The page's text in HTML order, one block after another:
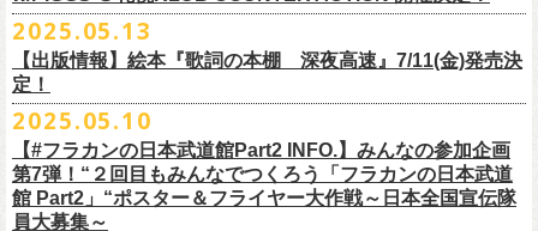
■vol.6
ゲスト：TOSHI-LOW（BRAHMAN）
https://youtu.be/Z9wrtIqELqE
※受付開始までにURL表示致します※
※イベントチケットは、電子チケットでのお引き取りとなります。
※本受付は、スマートフォンからのみお申し込みいただけます。
フィーチャーフォン、BlackBerry、WindowsPhone、タブレット端末
（iPad、Android）からのお申し込みはできません。
※ご利用には、ローソンWEB会員(無料)への登録が必要になります。
<受付期間>
＊＊＊＊＊＊＊＊＊＊＊＊＊＊＊
◎「フラカンのオーバーオール」*オリジナル布パッチ付き
■価格：20,000円(税込) ※送料別（一律：1100円）
■仕様
生地：デニム
厚さ：11オンス
■サイズ（cm）
ウエスト/ヒップ/ワタリ/裾幅/股下
本日6/20(金)より「フラカンの音楽目録」と付したInstagramのオリジナ
ルアカウントにて随時公開していきます！
インスタグラムアカウント：
◎「フラカンの音楽目録」
https://www.instagram.com/flowercompanyz_mokuroku
■vol.2
ゲスト：Hump Back
https://www.youtube.com/watch?v=6XTayyWwFP0&t=6s
■vol.3
ゲスト：根本要（スターダスト☆レビュー）
https://www.youtube.com/watch?v=OMoBtAjSn-w
08. スターな男
09．アンテな
10. ザッツオーライ
11. 夜汽車のブルース
12. スタンドアローン
14. 40
15．気持ちいい顔でお願いします
16．すべての若さなき野郎ども
◎「ジャンピング乾杯TOUR 2025 “山あり谷あり歌声一座のアコースティ
ック＆トークコンサート”」
9月4日(木)京都・磔磔 18:30/19:00 （問）清水音泉 06-6357-3666 (平日
12:00〜17:00)/info@shimizuonsen.com
9月6日(土)山梨・甲府桜座 16:30/17:00 （問）FOB新潟 025-229-5000
http://fobkikaku.co.jp
9月7日(日)長野・松本上土劇場 16:00/16:30 （問）FOB新潟 025-229-
5000http://fobkikaku.co.jp
https://eplus.jp/ynks/
＊発券手数料がお得
◎「OYZ NO YAON ＃007 〜オヤジを愛したスパイ〜」
日時：2025年10月19日(日) 15:30開場∕16:00開演
会場：大阪城音楽堂
出演：スターダスト☆レビュー / 怒髪天 / フラワーカンパニーズ / 笑い飯
チケット料金：
出演：キタニタツヤ/SPITZ/フラワーカンパニーズ/Laura day
romance（五十音順）
料金：1Fスタンディング／2F指定席/2F後方スタンディング ￥7,500-
（tax in/1F・2Fスタンディングは整理番号付/ドリンク代別）
お問い合わせ：ノースロードミュージック TEL 022-256-1000（営業時
間 平日11:00〜16:00）
HP：https://www.north-road.co.jp/detail/detail.php?eid=87091
公式X：https://x.com/hosomichiofrock
10/17(金)名古屋DIAMOND HALLにて、フラワーカンパニーズ
presents「DRAGON DELUXE 2025」の開催が決定！
「DRAGON DELUXE」は、“名古屋のロックシーン活性化”、“デビューか
ら応援してくれている名古屋の皆さんへの恩返し”、“ 名古屋への郷土愛”の
3つをテーマに掲げ、2012年より地元・名古屋で開催しているフラワーカ
ンパニーズの主催イベント。
喜多方、東京、松阪、福山の４箇所を回る、
例アコースティック企画「フォークの爆発2025 ～座って演奏するスタイ
ルです〜」の一般チケットが今週末より発売開始！
7/5(土)喜多方、7/6(日)東京、8/3(日)福山公演は5/25(日)10:00より発売、
7/31(木)松阪公演のみ、諸事情により5/26(月)10:00からの発売に変更とな
ります。
エレキセットとは一味違ったフラカンのアコースティックライブ、どう
＊Radikoの「RN」にて全国でお聴きいただけます。
＊全国LOGOSショップ店内でも放送されます。
テレビ埼玉の人気番組「それゆけ！大宮セブン」から誕生した芸人バン
ド・アイボリーズとフラワーカンパニーズとの異色対バンが決定！
アイボリーズはマヂカルラブリー・村上（ギター）、囲碁将棋・根建太
一（ベース）、GAG・SJ（キーボード）、すゑひろがりず・南條庄助
（ドラム）、そしてジェラードン・アタック西本（ボーカル）の5人で
2023年6月に結成。
番組の中でアイボリーズのオリジナル曲として、アタック西本が書いた
2025.05.13
【出版情報】絵本『歌詞の本棚 深夜高速』7/11(金)発売決
定！
2025.05.10
【#フラカンの日本武道館Part2 INFO.】みんなの参加企画
第7弾！“２回目もみんなでつくろう「フラカンの日本武道
館 Part2」“ポスター＆フライヤー大作戦～日本全国宣伝隊
員大募集～